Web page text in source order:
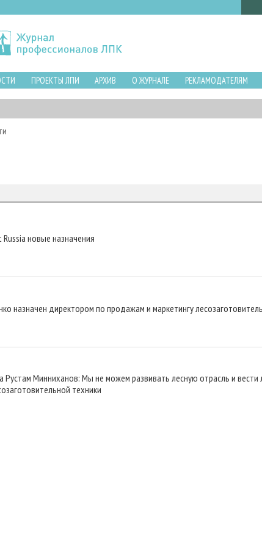
ПРОЕКТЫ ЛПИ АРХИВ О ЖУРНАЛЕ РЕКЛАМОДАТЕЛЯМ
новые назначения
назначен директором по продажам и маркетингу
Рустам Минниханов: Мы не можем развивать лесную отрасль и вести
техники